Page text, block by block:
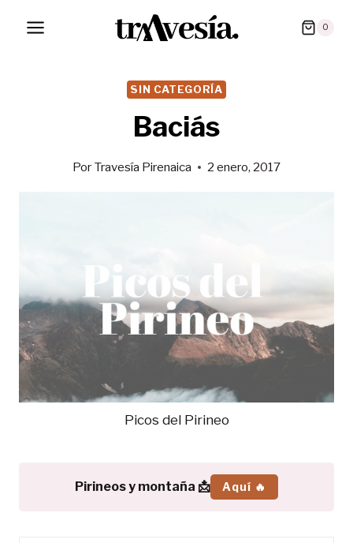
0
SIN CATEGORÍA
Baciás
Por Travesía Pirenaica 2 enero, 2017
Picos del Pirineo
Pirineos y montaña 📩 Aquí 🔥